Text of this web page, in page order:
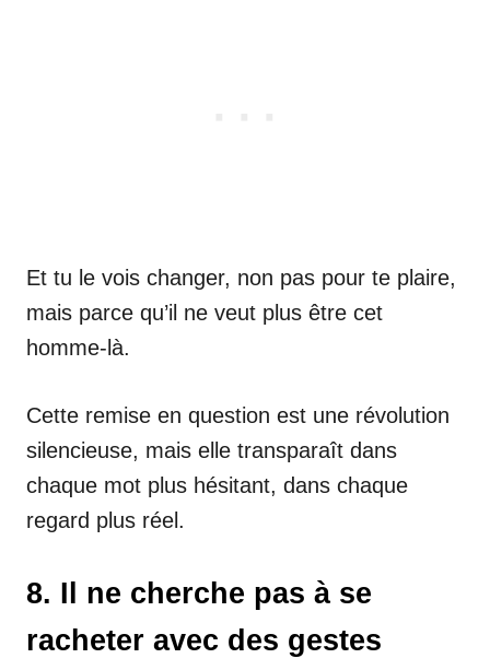
Et tu le vois changer, non pas pour te plaire,
mais parce qu’il ne veut plus être cet
homme-là.
Cette remise en question est une révolution
silencieuse, mais elle transparaît dans
chaque mot plus hésitant, dans chaque
regard plus réel.
8. Il ne cherche pas à se
racheter avec des gestes